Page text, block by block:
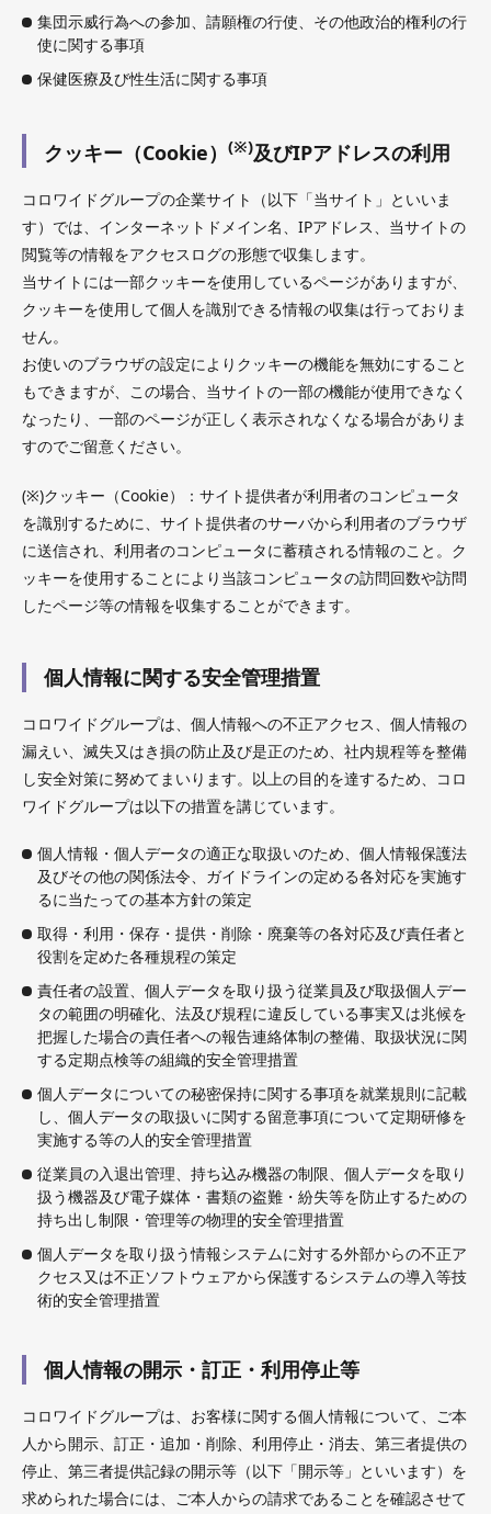
集団示威行為への参加、請願権の行使、その他政治的権利の行
使に関する事項
保健医療及び性生活に関する事項
クッキー（Cookie） (※)及びIPアドレスの利用
コロワイドグループの企業サイト（以下「当サイト」といいま
す）では、インターネットドメイン名、IPアドレス、当サイトの
閲覧等の情報をアクセスログの形態で収集します。
当サイトには一部クッキーを使用しているページがありますが、
クッキーを使用して個人を識別できる情報の収集は行っておりま
せん。
お使いのブラウザの設定によりクッキーの機能を無効にすること
もできますが、この場合、当サイトの一部の機能が使用できなく
なったり、一部のページが正しく表示されなくなる場合がありま
すのでご留意ください。
(※)クッキー（Cookie）：サイト提供者が利用者のコンピュータ
を識別するために、サイト提供者のサーバから利用者のブラウザ
に送信され、利用者のコンピュータに蓄積される情報のこと。ク
ッキーを使用することにより当該コンピュータの訪問回数や訪問
したページ等の情報を収集することができます。
個人情報に関する安全管理措置
コロワイドグループは、個人情報への不正アクセス、個人情報の
漏えい、滅失又はき損の防止及び是正のため、社内規程等を整備
し安全対策に努めてまいります。以上の目的を達するため、コロ
ワイドグループは以下の措置を講じています。
個人情報・個人データの適正な取扱いのため、個人情報保護法
及びその他の関係法令、ガイドラインの定める各対応を実施す
るに当たっての基本方針の策定
取得・利用・保存・提供・削除・廃棄等の各対応及び責任者と
役割を定めた各種規程の策定
責任者の設置、個人データを取り扱う従業員及び取扱個人デー
タの範囲の明確化、法及び規程に違反している事実又は兆候を
把握した場合の責任者への報告連絡体制の整備、取扱状況に関
する定期点検等の組織的安全管理措置
個人データについての秘密保持に関する事項を就業規則に記載
し、個人データの取扱いに関する留意事項について定期研修を
実施する等の人的安全管理措置
従業員の入退出管理、持ち込み機器の制限、個人データを取り
扱う機器及び電子媒体・書類の盗難・紛失等を防止するための
持ち出し制限・管理等の物理的安全管理措置
個人データを取り扱う情報システムに対する外部からの不正ア
クセス又は不正ソフトウェアから保護するシステムの導入等技
術的安全管理措置
個人情報の開示・訂正・利用停止等
コロワイドグループは、お客様に関する個人情報について、ご本
人から開示、訂正・追加・削除、利用停止・消去、第三者提供の
停止、第三者提供記録の開示等（以下「開示等」といいます）を
求められた場合には、ご本人からの請求であることを確認させて